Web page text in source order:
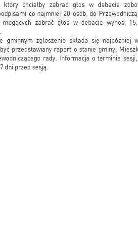
który chciałby zabrać głos w debacie
co najmniej 20 osób, do
mogących zabrać głos w debacie wynosi
zgłoszenie składa się najpóźniej
przedstawiany raport o stanie gminy.
rady. Informacja o terminie
dni przed sesją.